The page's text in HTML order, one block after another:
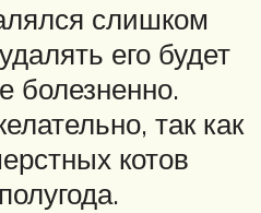
слишком
его будет
болезненно.
так как
котов